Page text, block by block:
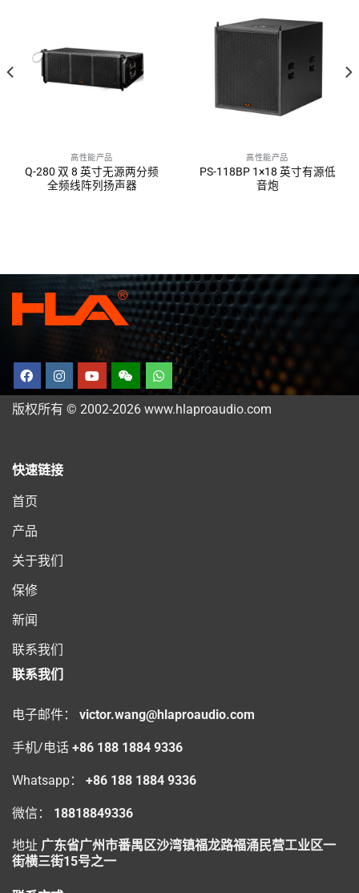
高性能产品
Q-280 双 8 英寸无源两分频
全频线阵列扬声器
高性能产品
PS-118BP 1×18 英寸有源低
音炮
版权所有 © 2002-2026 www.hlaproaudio.com
快速链接
首页
产品
关于我们
保修
新闻
联系我们
联系我们
电子邮件： victor.wang@hlaproaudio.com
手机/电话 +86 188 1884 9336
Whatsapp： +86 188 1884 9336
微信： 18818849336
地址 广东省广州市番禺区沙湾镇福龙路福涌民营工业区一
街横三街15号之一